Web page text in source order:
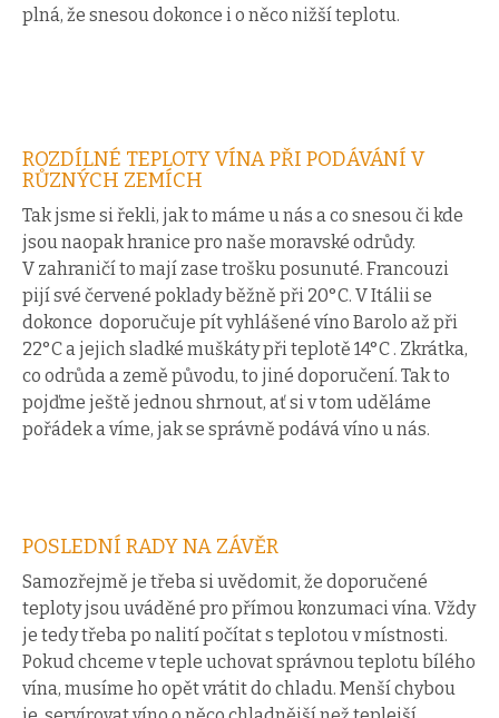
plná, že snesou dokonce i o něco nižší teplotu.
ROZDÍLNÉ TEPLOTY VÍNA PŘI PODÁVÁNÍ V
RŮZNÝCH ZEMÍCH
Tak jsme si řekli, jak to máme u nás a co snesou či kde
jsou naopak hranice pro naše moravské odrůdy.
V zahraničí to mají zase trošku posunuté. Francouzi
pijí své červené poklady běžně při 20°C. V Itálii se
dokonce doporučuje pít vyhlášené víno Barolo až při
22°C a jejich sladké muškáty při teplotě 14°C . Zkrátka,
co odrůda a země původu, to jiné doporučení. Tak to
pojďme ještě jednou shrnout, ať si v tom uděláme
pořádek a víme, jak se správně podává víno u nás.
POSLEDNÍ RADY NA ZÁVĚR
Samozřejmě je třeba si uvědomit, že doporučené
teploty jsou uváděné pro přímou konzumaci vína. Vždy
je tedy třeba po nalití počítat s teplotou v místnosti.
Pokud chceme v teple uchovat správnou teplotu bílého
vína, musíme ho opět vrátit do chladu. Menší chybou